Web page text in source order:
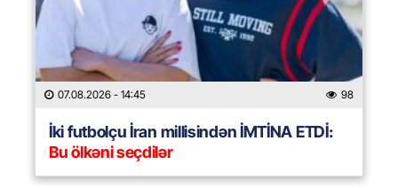
07.08.2026 - 14:45 98
İki futbolçu İran millisindən İMTİNA ETDİ:
Bu ölkəni seçdilər